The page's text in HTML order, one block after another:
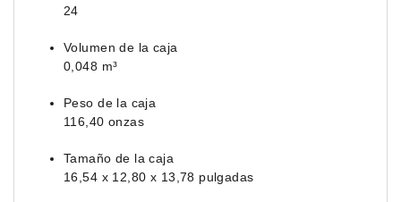
24
Volumen de la caja
0,048 m³
Peso de la caja
116,40 onzas
Tamaño de la caja
16,54 x 12,80 x 13,78 pulgadas